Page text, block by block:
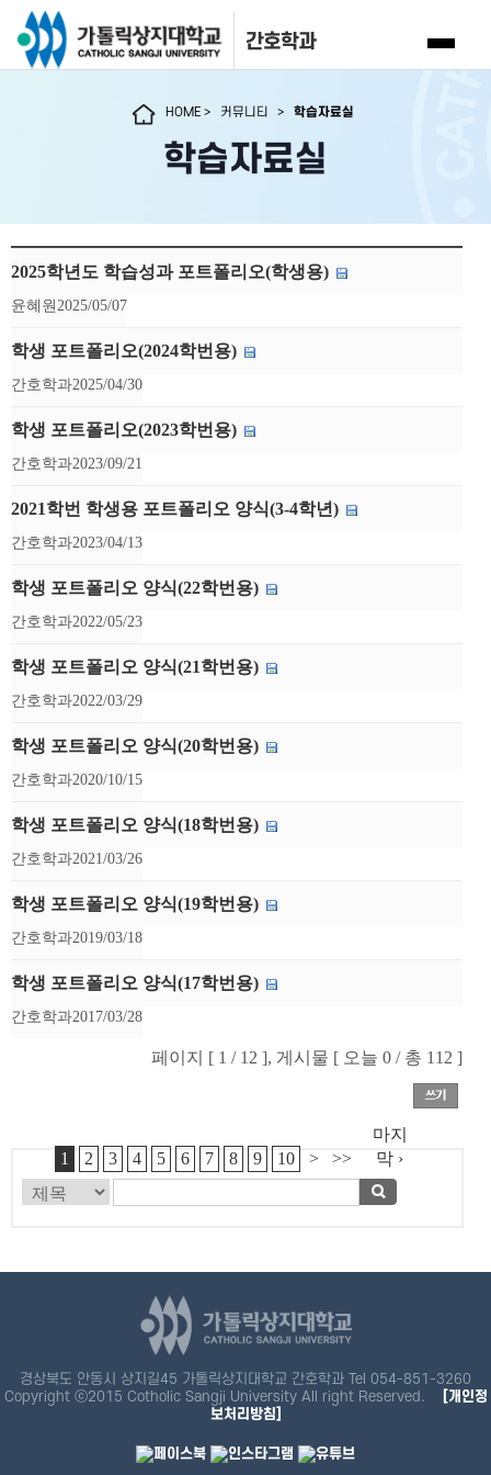
간호학과
HOME> 커뮤니티 > 학습자료실
학습자료실
2025학년도 학습성과 포트폴리오(학생용)
윤혜원 2025/05/07
학생 포트폴리오(2024학번용)
간호학과2025/04/30
학생 포트폴리오(2023학번용)
간호학과2023/09/21
2021학번 학생용 포트폴리오 양식(3-4학년)
간호학과2023/04/13
학생 포트폴리오 양식(22학번용)
간호학과2022/05/23
학생 포트폴리오 양식(21학번용)
간호학과2022/03/29
학생 포트폴리오 양식(20학번용)
간호학과2020/10/15
학생 포트폴리오 양식(18학번용)
간호학과2021/03/26
학생 포트폴리오 양식(19학번용)
간호학과2019/03/18
학생 포트폴리오 양식(17학번용)
간호학과2017/03/28
페이지 [ 1 / 12 ], 게시물 [ 오늘 0 / 총 112 ]
1 2 3 4 5 6 7 8 9 10 > >>
마지
막 ›
경상북도 안동시 상지길45 가톨릭상지대학교 간호학과 Tel 054-851-3260
Copyright ⓒ2015 Cotholic Sangji University All right Reserved.
[개인정
보처리방침]